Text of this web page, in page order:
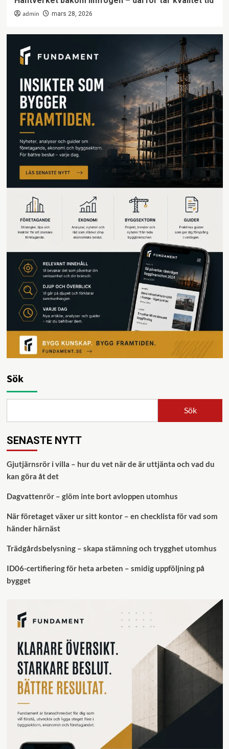
admin mars 28, 2026
Sök
Sök
SENASTE NYTT
Gjutjärnsrör i villa – hur du vet när de är uttjänta och vad du
kan göra åt det
Dagvattenrör – glöm inte bort avloppen utomhus
När företaget växer ur sitt kontor – en checklista för vad som
händer härnäst
Trädgårdsbelysning – skapa stämning och trygghet utomhus
ID06-certifiering för heta arbeten – smidig uppföljning på
bygget